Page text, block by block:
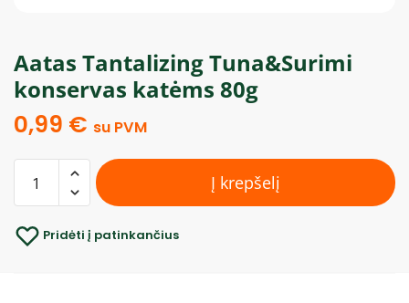
Aatas Tantalizing Tuna&Surimi
konservas katėms 80g
0,99 € su PVM
Į krepšelį
Pridėti į patinkančius